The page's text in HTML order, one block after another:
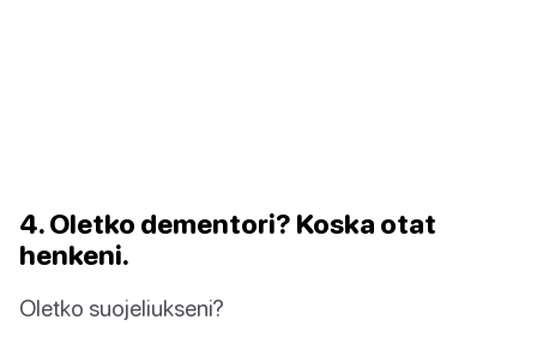
4. Oletko dementori? Koska otat
henkeni.
Oletko suojeliukseni?